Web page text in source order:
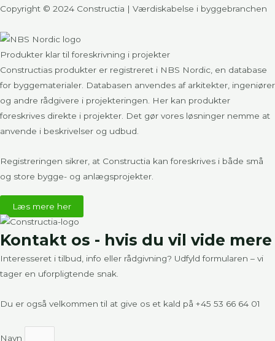
Copyright © 2024 Constructia | Værdiskabelse i byggebranchen
Produkter klar til foreskrivning i projekter​
Constructias produkter er registreret i NBS Nordic , en database
for byggematerialer. Databasen anvendes af arkitekter, ingeniører
og andre rådgivere i projekteringen. Her kan produkter
foreskrives direkte i projekter. Det gør vores løsninger nemme at
anvende i beskrivelser og udbud.
Registreringen sikrer, at Constructia kan foreskrives i både små
og store bygge- og anlægsprojekter.
Læs mere her
Kontakt os - hvis du vil vide mere
Interesseret i tilbud, info eller rådgivning? Udfyld formularen – vi
tager en uforpligtende snak.
Du er også velkommen til at give os et kald på +45 53 66 64 01
Navn